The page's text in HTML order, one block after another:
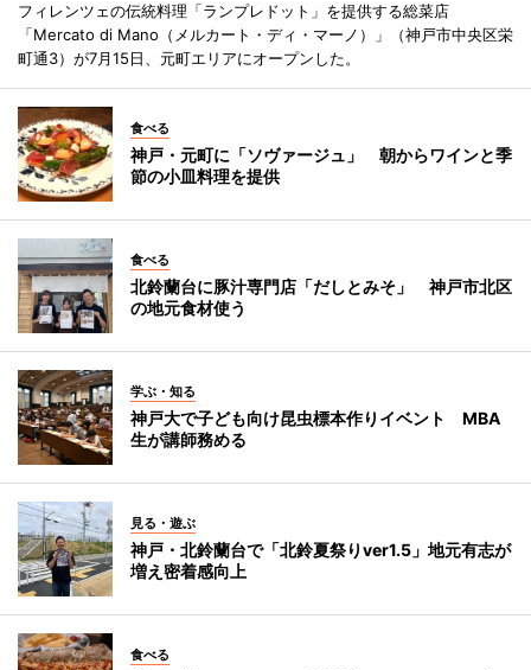
フィレンツェの伝統料理「ランプレドット」を提供する総菜店
「Mercato di Mano（メルカート・ディ・マーノ）」（神戸市中央区栄
町通3）が7月15日、元町エリアにオープンした。
食べる
神戸・元町に「ソヴァージュ」 朝からワインと季
節の小皿料理を提供
食べる
北鈴蘭台に豚汁専門店「だしとみそ」 神戸市北区
の地元食材使う
学ぶ・知る
神戸大で子ども向け昆虫標本作りイベント MBA
生が講師務める
見る・遊ぶ
神戸・北鈴蘭台で「北鈴夏祭りver1.5」地元有志が
増え密着感向上
食べる